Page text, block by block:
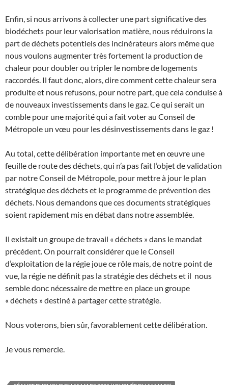
Enfin, si nous arrivons à collecter une part significative des
biodéchets pour leur valorisation matière, nous réduirons la
part de déchets potentiels des incinérateurs alors même que
nous voulons augmenter très fortement la production de
chaleur pour doubler ou tripler le nombre de logements
raccordés. Il faut donc, alors, dire comment cette chaleur sera
produite et nous refusons, pour notre part, que cela conduise à
de nouveaux investissements dans le gaz. Ce qui serait un
comble pour une majorité qui a fait voter au Conseil de
Métropole un vœu pour les désinvestissements dans le gaz !
Au total, cette délibération importante met en œuvre une
feuille de route des déchets, qui n’a pas fait l’objet de validation
par notre Conseil de Métropole, pour mettre à jour le plan
stratégique des déchets et le programme de prévention des
déchets. Nous demandons que ces documents stratégiques
soient rapidement mis en débat dans notre assemblée.
Il existait un groupe de travail « déchets » dans le mandat
précédent. On pourrait considérer que le Conseil
d’exploitation de la régie joue ce rôle mais, de notre point de
vue, la régie ne définit pas la stratégie des déchets et il nous
semble donc nécessaire de mettre en place un groupe
« déchets » destiné à partager cette stratégie.
Nous voterons, bien sûr, favorablement cette délibération.
Je vous remercie.